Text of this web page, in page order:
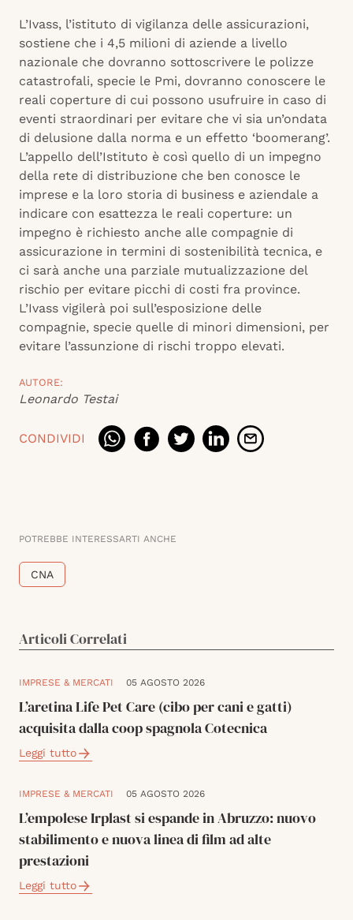
L’Ivass, l’istituto di vigilanza delle assicurazioni,
sostiene che i 4,5 milioni di aziende a livello
nazionale che dovranno sottoscrivere le polizze
catastrofali, specie le Pmi, dovranno conoscere le
reali coperture di cui possono usufruire in caso di
eventi straordinari per evitare che vi sia un’ondata
di delusione dalla norma e un effetto ‘boomerang’.
L’appello dell’Istituto è così quello di un impegno
della rete di distribuzione che ben conosce le
imprese e la loro storia di business e aziendale a
indicare con esattezza le reali coperture: un
impegno è richiesto anche alle compagnie di
assicurazione in termini di sostenibilità tecnica, e
ci sarà anche una parziale mutualizzazione del
rischio per evitare picchi di costi fra province.
L’Ivass vigilerà poi sull’esposizione delle
compagnie, specie quelle di minori dimensioni, per
evitare l’assunzione di rischi troppo elevati.
AUTORE:
Leonardo Testai
CONDIVIDI
POTREBBE INTERESSARTI ANCHE
CNA
Articoli Correlati
IMPRESE & MERCATI 05 AGOSTO 2026
L’aretina Life Pet Care (cibo per cani e gatti)
acquisita dalla coop spagnola Cotecnica
Leggi tutto
IMPRESE & MERCATI 05 AGOSTO 2026
L’empolese Irplast si espande in Abruzzo: nuovo
stabilimento e nuova linea di film ad alte
prestazioni
Leggi tutto